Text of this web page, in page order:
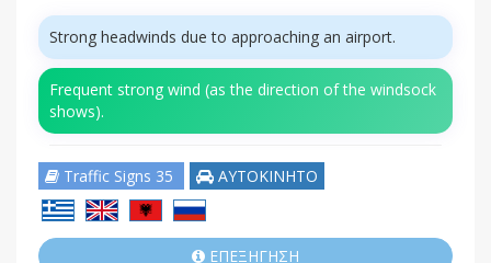
Strong headwinds due to approaching an airport.
Frequent strong wind (as the direction of the windsock
shows).
Traffic Signs 35 ΑΥΤΟΚΙΝΗΤΟ
ΕΠΕΞΗΓΗΣΗ